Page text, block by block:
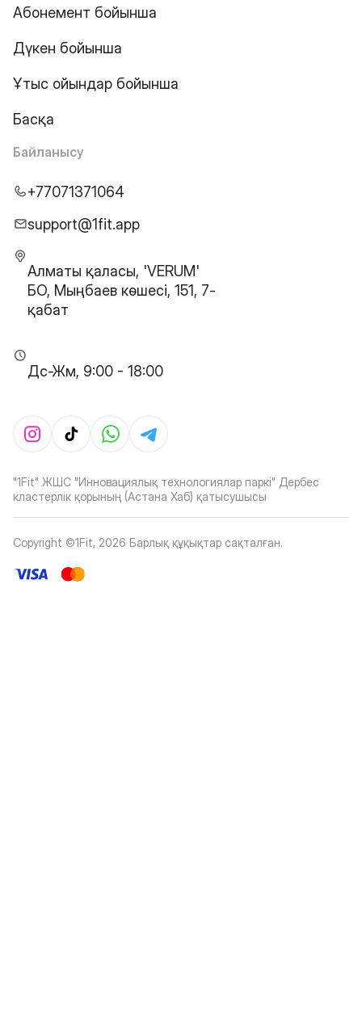
Абонемент бойынша
Дүкен бойынша
Ұтыс ойындар бойынша
Басқа
Байланысу
+77071371064
support@1fit.app
Алматы қаласы, 'VERUM'
БО, Мыңбаев көшесі, 151, 7-
қабат
Дс-Жм, 9:00 - 18:00
"1Fit" ЖШС "Инновациялық технологиялар паркі" Дербес
кластерлік қорының (Астана Хаб) қатысушысы
Copyright ©1Fit, 2026 Барлық құқықтар сақталған.